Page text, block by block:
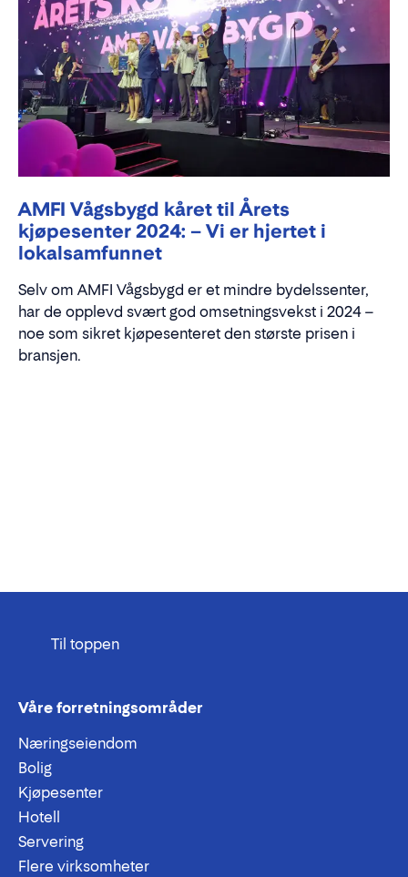
AMFI Vågsbygd kåret til Årets
kjøpesenter 2024: – Vi er hjertet i
lokalsamfunnet
Selv om AMFI Vågsbygd er et mindre bydelssenter,
har de opplevd svært god omsetningsvekst i 2024 –
noe som sikret kjøpesenteret den største prisen i
bransjen.
Til toppen
Våre forretningsområder
Næringseiendom
Bolig
Kjøpesenter
Hotell
Servering
Flere virksomheter